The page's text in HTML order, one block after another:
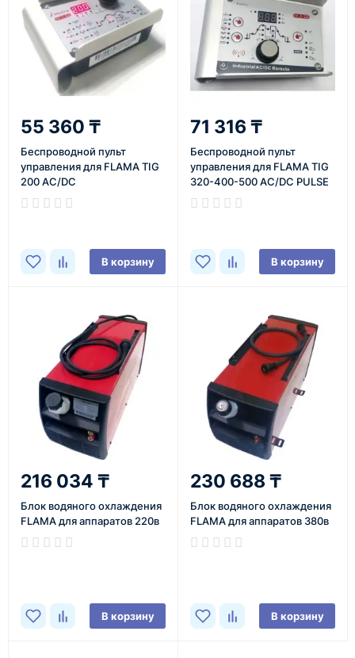
55 360 ₸
Беспроводной пульт
управления для FLAMA TIG
200 AC/DC
В корзину
71 316 ₸
Беспроводной пульт
управления для FLAMA TIG
320-400-500 AC/DC PULSE
В корзину
216 034 ₸
Блок водяного охлаждения
FLAMA для аппаратов 220в
В корзину
230 688 ₸
Блок водяного охлаждения
FLAMA для аппаратов 380в
В корзину